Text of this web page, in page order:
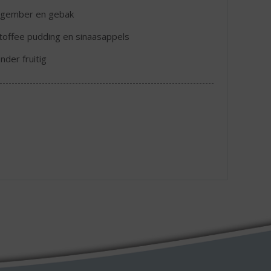
en gebak
pudding en sinaasappels
fruitig